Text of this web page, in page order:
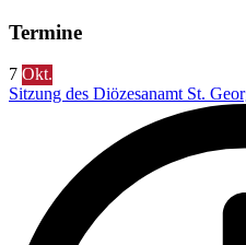
Termine
7 Okt.
Sitzung des Diözesanamt St.